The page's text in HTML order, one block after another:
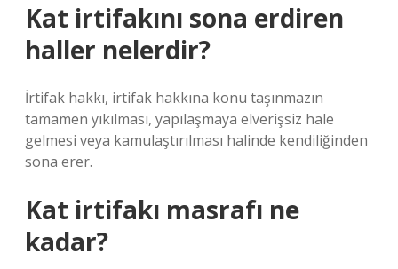
Kat irtifakını sona erdiren
haller nelerdir?
İrtifak hakkı, irtifak hakkına konu taşınmazın
tamamen yıkılması, yapılaşmaya elverişsiz hale
gelmesi veya kamulaştırılması halinde kendiliğinden
sona erer.
Kat irtifakı masrafı ne
kadar?